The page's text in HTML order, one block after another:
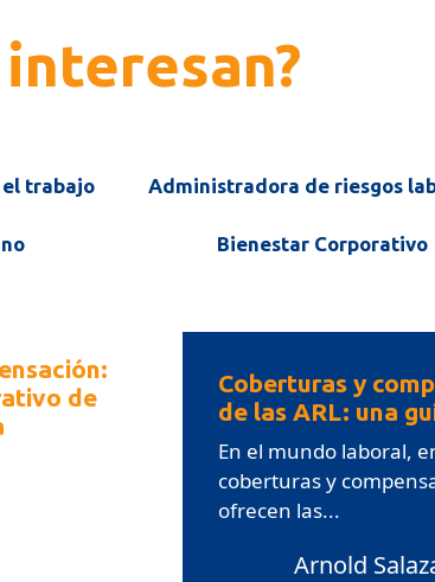
el trabajo Administradora de riesgos
Bienestar Corporativo
de
Coberturas y
de las ARL: una
En el mundo laboral,
coberturas y
ofrecen las...
Arnold